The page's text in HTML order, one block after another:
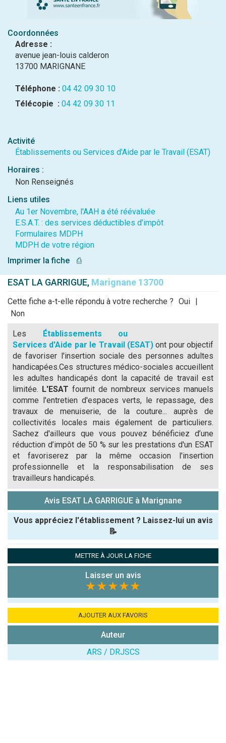
Coordonnées
Adresse :
avenue jean-louis calderon
13700 MARIGNANE
Téléphone : 04 42 09 30 10
Télécopie : 04 42 09 30 11
Activité
Établissements ou Services d'Aide par le Travail (ESAT)
Horaires :
Non Renseignés
Liens utiles
Au 1er Novembre, l'AAH a été réévaluée
E.S.A.T. : des services déductibles d’impôt
Formulaires MDPH
MDPH de votre région
Imprimer la fiche
⎙
ESAT LA GARRIGUE, Marignane 13700
Cette fiche a-t-elle répondu à votre recherche ? Oui |
Non
Les Établissements ou
Services d'Aide par le Travail (ESAT)ont pour objectif
de favoriser l'insertion sociale des personnes adultes
handicapées.Ces structures médico-sociales accueillent
les adultes handicapés dont la capacité de travail est
limitée. L'ESAT fournit de nombreux services manuels
comme l'entretien d'espaces verts, le repassage, des
travaux de menuiserie, de la couture... auprès de
collectivités locales mais également de particuliers.
Sachez d'ailleurs que vous pouvez bénéficiez d’une
réduction d’impôt de 50 % sur les prestations d'un ESAT
et favoriserez par la même occasion l'insertion
professionnelle et la responsabilisation de ses
travailleurs handicapés.
Avis ESAT LA GARRIGUE à Marignane
Vous appréciez l'établissement ? Laissez-lui un avis
📝
Note que vous souhaitez attribuer :
Antispam -
7x4 (en
METTRE À JOUR LA FICHE
Laisser un avis
★★★★★
AJOUTER AUX FAVORIS
Auteur
ARS / DRJSCS